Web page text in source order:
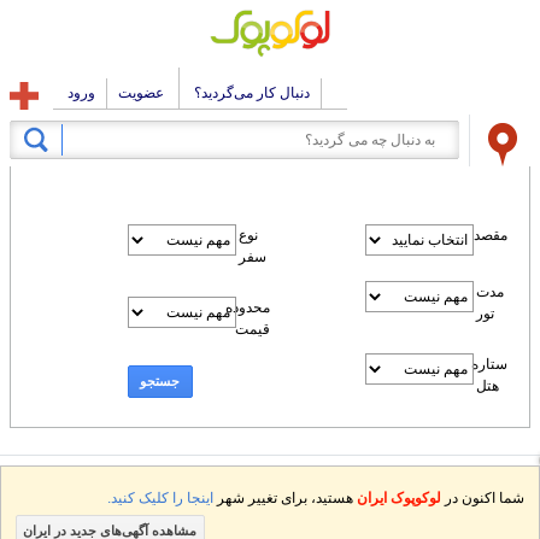
دنبال کار می‌گردید؟ عضویت ورود
مقصد
مدت
تور
ستاره
هتل
نوع
سفر
محدوده
قیمت
جستجو
شما اکنون در لوکوپوک ایران هستید، برای تغییر شهر اینجا را کلیک کنید.
مشاهده آگهی‌های جدید در ایران